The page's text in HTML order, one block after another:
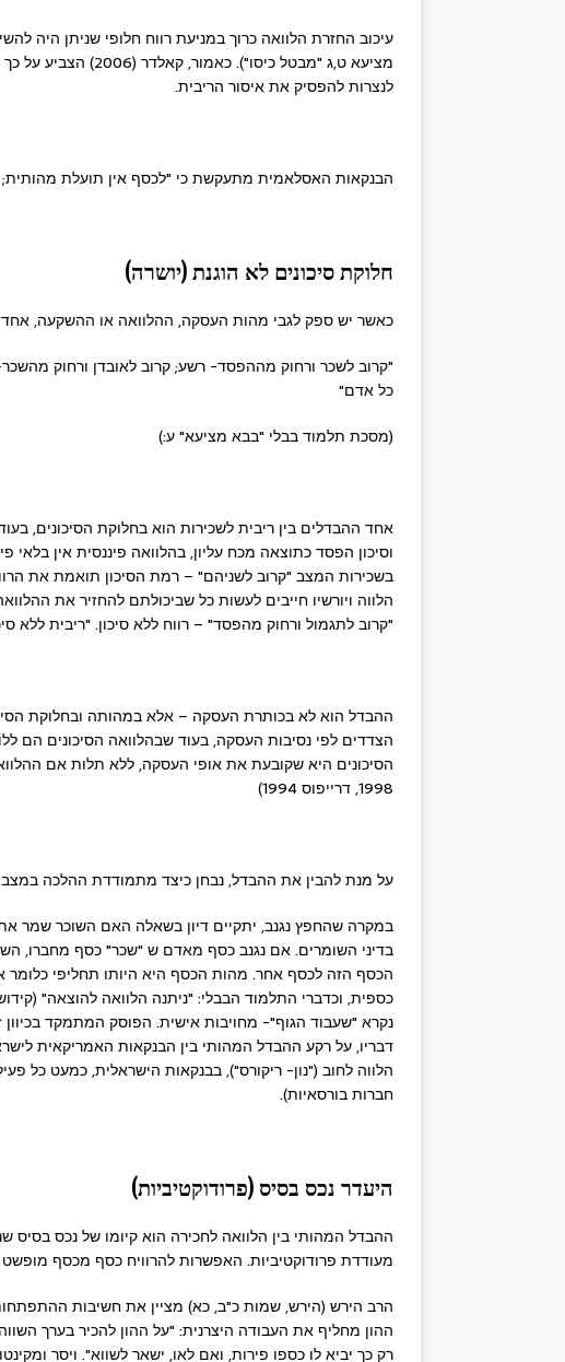
עיכוב החזרת הלוואה כרוך במניעת רווח חלופי שניתן היה
מציעא ט,ג "מבטל
לנצרות להפסיק את איסור הריבית.
הבנקאות האסלאמית מתעקשת כי "לכסף אין תועלת מהותית; זה
חלוקת סיכונים לא הוגנת (יושרה)
כאשר יש ספק לגבי מהות העסקה, ההלוואה או ההשקעה, אחד
"קרוב לשכר ורחוק מההפסד- רשע; קרוב לאובדן ורחוק
כל אדם"
(מסכת תלמוד בבלי "בבא מציעא" ע:)
אחד ההבדלים בין ריבית לשכירות הוא בחלוקת הסיכונים,
וסיכון הפסד כתוצאה מכח עליון, בהלוואה פיננסית אין בלאי
בשכירות המצב "קרוב לשניהם" – רמת הסיכון תואמת את
הלווה ויורשיו חייבים לעשות כל שביכולתם להחזיר את
"קרוב לתגמול ורחוק מהפסד" – רווח ללא סיכון. "ריבית
ההבדל הוא לא בכותרת העסקה – אלא במהותה ובחלוקת
הצדדים לפי נסיבות העסקה, בעוד שבהלוואה הסיכונים הם
הסיכונים היא שקובעת את אופי העסקה, ללא תלות אם
1998, דרייפוס 1994)
על מנת להבין את ההבדל, נבחן כיצד מתמודדת ההלכה במצב
במקרה שהחפץ נגנב, יתקיים דיון בשאלה האם השוכר שמר
בדיני השומרים. אם נגנב כסף מאדם ש "שכר" כסף מחברו,
הכסף הזה לכסף אחר. מהות הכסף היא היותו תחליפי כלומר
כספית, וכדברי התלמוד הבבלי: "ניתנה הלוואה להוצאה"
דבריו, על רקע ההבדל המהותי בין הבנקאות האמריקאית
הלווה לחוב ("נון- ריקורס"), בבנקאות הישראלית, כמעט כל
חברות בורסאיות).
היעדר נכס בסיס (פרודוקטיביות)
ההבדל המהותי בין הלוואה לחכירה הוא קיומו של נכס בסיס
מעודדת פרודוקטיביות. האפשרות להרוויח כסף מכסף
הרב הירש (הירש, שמות כ"ב, כא) מציין את חשיבות
ההון מחליף את העבודה היצרנית: "על ההון להכיר בערך